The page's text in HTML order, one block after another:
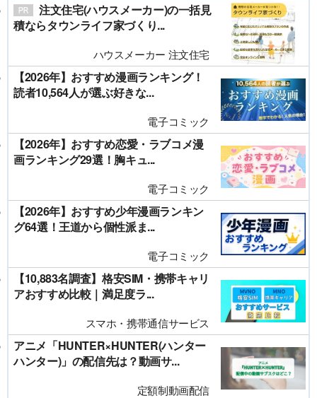
注文住宅(ハウスメーカー)の一括見
積ならタウンライフ家づくり...
ハウスメーカー 注文住宅
【2026年】おすすめ漫画ランキング！
読者10,564人が選ぶ好きな...
電子コミック
【2026年】おすすめ恋愛・ラブコメ漫
画ランキング29選！胸キュ...
電子コミック
【2026年】おすすめ少年漫画ランキン
グ64選！王道から個性派ま...
電子コミック
【10,883名調査】格安SIM・携帯キャリ
アおすすめ比較｜満足度ラ...
スマホ・携帯通信サービス
アニメ「HUNTER×HUNTER(ハンター
ハンター)」の配信先は？動画サ...
定額制動画配信